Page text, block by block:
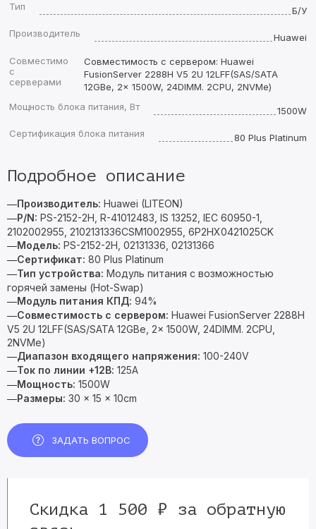
Тип
Б/У
Производитель
Huawei
Совместимо
с
серверами
Совместимость с сервером: Huawei
FusionServer 2288H V5 2U 12LFF(SAS/SATA
12GBe, 2x 1500W, 24DIMM. 2CPU, 2NVMe)
Мощность блока питания, Вт
1500W
Сертификация блока питания
80 Plus Platinum
Подробное описание
—Производитель: Huawei (LITEON)
—P/N: PS-2152-2H, R-41012483, IS 13252, IEC 60950-1,
2102002955, 2102131336CSM1002955, 6P2HX0421025CK
—Модель: PS-2152-2H, 02131336, 02131366
—Сертификат: 80 Plus Platinum
—Тип устройства: Модуль питания с возможностью
горячей замены (Hot-Swap)
—Модуль питания КПД: 94%
—Совместимость с сервером: Huawei FusionServer 2288H
V5 2U 12LFF(SAS/SATA 12GBe, 2x 1500W, 24DIMM. 2CPU,
2NVMe)
—Диапазон входящего напряжения: 100-240V
—Ток по линии +12В: 125А
—Мощность: 1500W
—Размеры: 30 × 15 × 10cm
ЗАДАТЬ ВОПРОС
Скидка 1 500 ₽ за обратную